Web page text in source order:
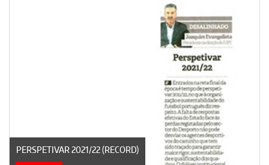
PERSPETIVAR 2021/22 (RECORD)